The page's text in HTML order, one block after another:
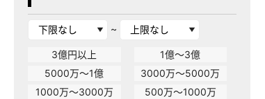
~
3億円以上
1億～3億
5000万～1億
3000万～5000万
1000万～3000万
500万～1000万